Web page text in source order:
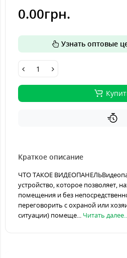
0.00грн.
Узнать оптовые
Краткое описание
ЧТО ТАКОЕ
устройство, которое позволяет,
помещения и без
переговорить с охраной или
ситуации) помеще... Читать